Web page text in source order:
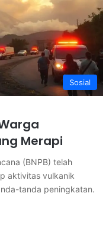
Sosial
Merapi
(BNPB) telah
aktivitas vulkanik
tanda peningkatan.